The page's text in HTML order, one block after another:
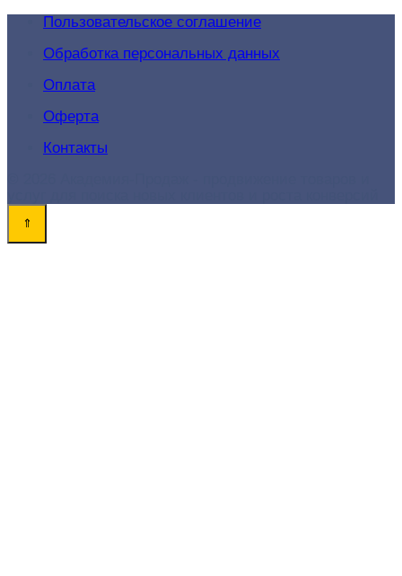
Пользовательское соглашение
Обработка персональных данных
Оплата
Оферта
Контакты